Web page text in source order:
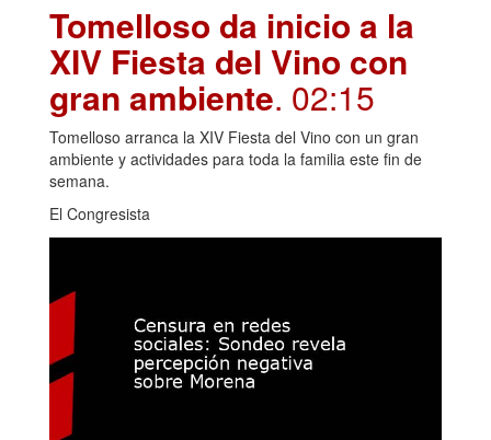
Tomelloso da inicio a la
XIV Fiesta del Vino con
gran ambiente. 02:15
Tomelloso arranca la XIV Fiesta del Vino con un gran
ambiente y actividades para toda la familia este fin de
semana.
El Congresista